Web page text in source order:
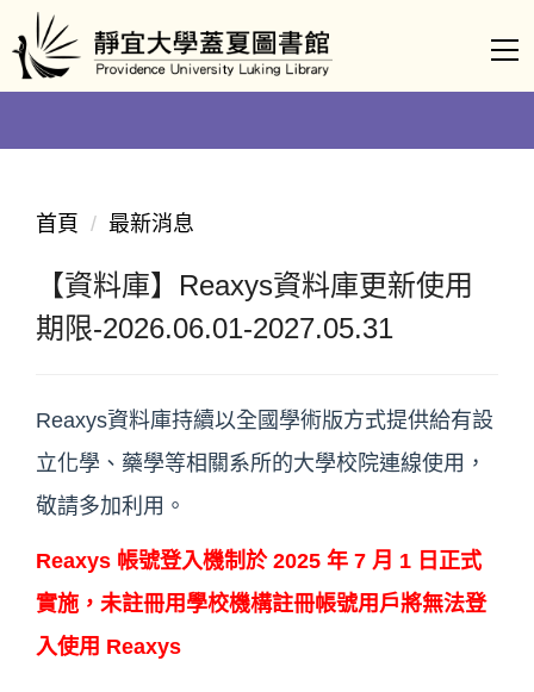
到
主
內
首頁 最新消息
【資料庫】Reaxys資料庫更新使用
期限-2026.06.01-2027.05.31
Reaxys資料庫持續以全國學術版方式提供給有設
立化學、藥學等相關系所的大學校院連線使用，
敬請多加利用。
Reaxys 帳號登入機制於 2025 年 7 月 1 日正式
實施，未註冊用學校機構註冊帳號用戶將無法登
入使用 Reaxys